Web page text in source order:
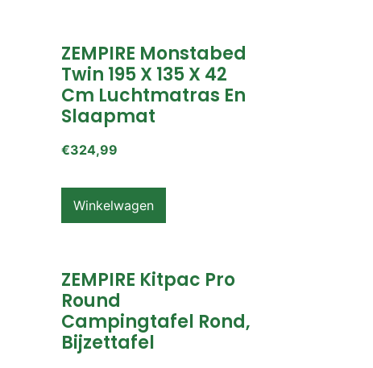
ZEMPIRE Monstabed
Twin 195 X 135 X 42
Cm Luchtmatras En
Slaapmat
€324,99
Winkelwagen
ZEMPIRE Kitpac Pro
Round
Campingtafel Rond,
Bijzettafel